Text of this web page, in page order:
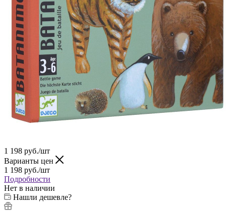
1 198 руб./шт
Варианты цен
1 198 руб./шт
Подробности
Нет в наличии
Нашли дешевле?